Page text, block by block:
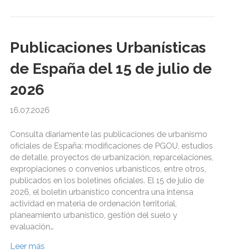
Publicaciones Urbanísticas
de España del 15 de julio de
2026
16.07.2026
Consulta diariamente las publicaciones de urbanismo
oficiales de España: modificaciones de PGOU, estudios
de detalle, proyectos de urbanización, reparcelaciones,
expropiaciones o convenios urbanísticos, entre otros,
publicados en los boletines oficiales. El 15 de julio de
2026, el boletín urbanístico concentra una intensa
actividad en materia de ordenación territorial,
planeamiento urbanístico, gestión del suelo y
evaluación…
Leer más